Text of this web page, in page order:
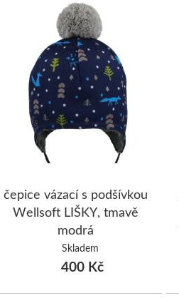
čepice vázací s podšívkou
Wellsoft LIŠKY, tmavě
modrá
Skladem
400 Kč